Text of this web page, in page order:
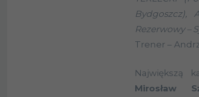
Bydgoszcz),
Rezerwowy –
Trener –
Największą
Mirosław